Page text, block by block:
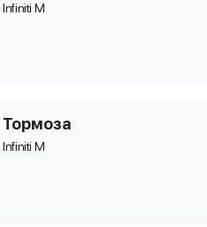
Infiniti M
Тормоза
Infiniti M